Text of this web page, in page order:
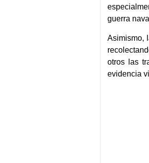
guerra
Asimismo,
otros las
evidencia